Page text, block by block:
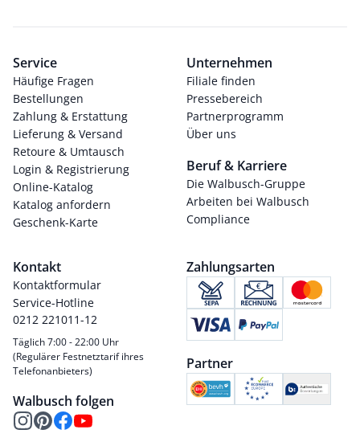
Service
Häufige Fragen
Bestellungen
Zahlung & Erstattung
Lieferung & Versand
Retoure & Umtausch
Login & Registrierung
Online-Katalog
Katalog anfordern
Geschenk-Karte
Unternehmen
Filiale finden
Pressebereich
Partnerprogramm
Über uns
Beruf & Karriere
Die Walbusch-Gruppe
Arbeiten bei Walbusch
Compliance
Kontakt
Kontaktformular
Service-Hotline
0212 221011-12
Täglich 7:00 - 22:00 Uhr
(Regulärer Festnetztarif ihres
Telefonanbieters)
Walbusch folgen
Zahlungsarten
Partner